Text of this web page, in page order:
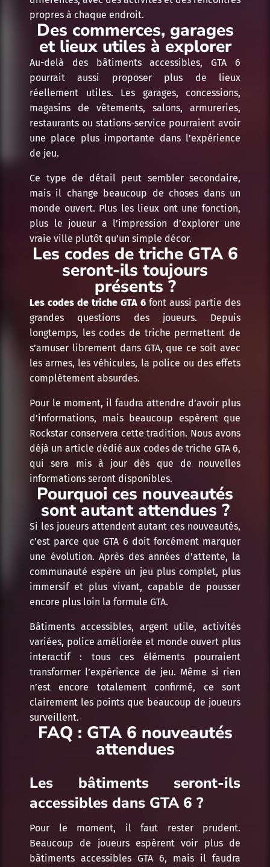
propres à chaque endroit.
Des commerces, garages
et lieux utiles à explorer
Au-delà des bâtiments accessibles, GTA 6
pourrait aussi proposer plus de lieux
réellement utiles. Les garages, concessions,
magasins de vêtements, salons, armureries,
restaurants ou stations-service pourraient avoir
une place plus importante dans l’expérience
de jeu.
Ce type de détail peut sembler secondaire,
mais il change beaucoup de choses dans un
monde ouvert. Plus les lieux ont une fonction,
plus le joueur a l’impression d’explorer une
vraie ville plutôt qu’un simple décor.
Les codes de triche GTA 6
seront-ils toujours
présents ?
Les codes de triche GTA 6 font aussi partie des
grandes questions des joueurs. Depuis
longtemps, les codes de triche permettent de
s’amuser librement dans GTA, que ce soit avec
les armes, les véhicules, la police ou des effets
complètement absurdes.
Pour le moment, il faudra attendre d’avoir plus
d’informations, mais beaucoup espèrent que
Rockstar conservera cette tradition. Nous avons
déjà un article dédié aux codes de triche GTA 6,
qui sera mis à jour dès que de nouvelles
informations seront disponibles.
Pourquoi ces nouveautés
sont autant attendues ?
Si les joueurs attendent autant ces nouveautés,
c’est parce que GTA 6 doit forcément marquer
une évolution. Après des années d’attente, la
communauté espère un jeu plus complet, plus
immersif et plus vivant, capable de pousser
encore plus loin la formule GTA.
Bâtiments accessibles, argent utile, activités
variées, police améliorée et monde ouvert plus
interactif : tous ces éléments pourraient
transformer l’expérience de jeu. Même si rien
n’est encore totalement confirmé, ce sont
clairement les points que beaucoup de joueurs
surveillent.
FAQ : GTA 6 nouveautés
attendues
Les bâtiments seront-ils
accessibles dans GTA 6 ?
Pour le moment, il faut rester prudent.
Beaucoup de joueurs espèrent voir plus de
bâtiments accessibles GTA 6, mais il faudra